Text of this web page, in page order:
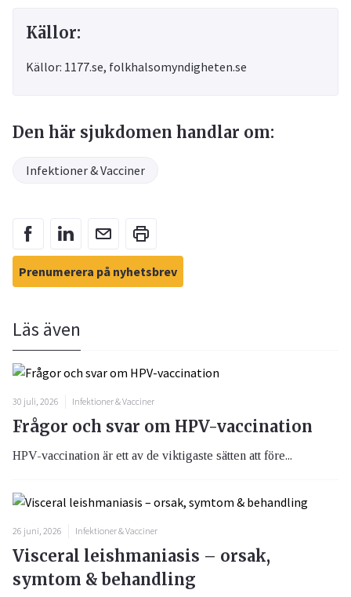
Källor:
Källor: 1177.se, folkhalsomyndigheten.se
Den här sjukdomen handlar om:
Infektioner & Vacciner
Prenumerera på nyhetsbrev
Läs även
30 juli, 2026 Infektioner & Vacciner
Frågor och svar om HPV-vaccination
HPV-vaccination är ett av de viktigaste sätten att före...
26 juni, 2026 Infektioner & Vacciner
Visceral leishmaniasis – orsak,
symtom & behandling